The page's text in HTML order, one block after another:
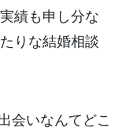
績も申し分な
りな結婚相談
会いなんてどこ